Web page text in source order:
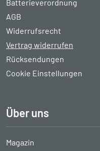
Batterieverordnung
AGB
Widerrufsrecht
Vertrag widerrufen
Rücksendungen
Cookie Einstellungen
Über uns
Magazin